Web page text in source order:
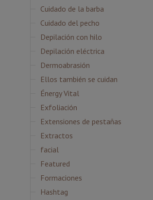
Cuidado de la barba
Cuidado del pecho
Depilación con hilo
Depilación eléctrica
Dermoabrasión
Ellos también se cuidan
Énergy Vital
Exfoliación
Extensiones de pestañas
Extractos
facial
Featured
Formaciones
Hashtag